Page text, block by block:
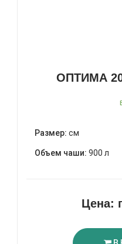
ОПТИМА
Размер: см
Объем чаши: 900 л
Цена: